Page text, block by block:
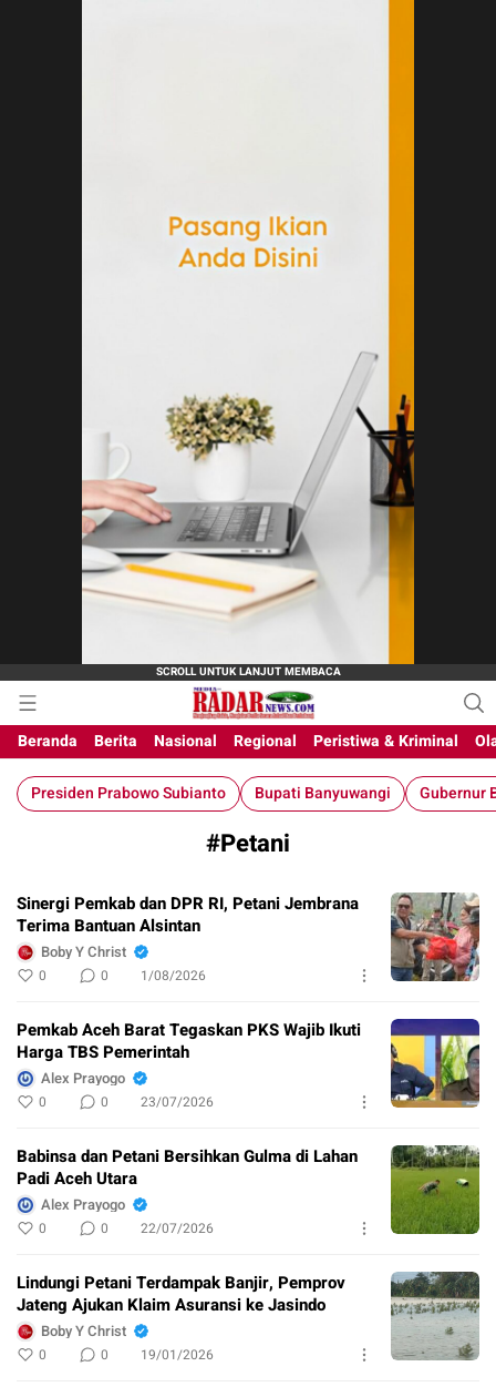
M-Radar News
media online
Beranda
Berita Nasional Regional Peristiwa & Kriminal
Presiden Prabowo Subianto Bupati Banyuwangi Gubernur
#Petani
Sinergi Pemkab dan DPR RI, Petani Jembrana
Terima Bantuan Alsintan
Boby Y Christ
0 0 1/08/2026
Pemkab Aceh Barat Tegaskan PKS Wajib Ikuti
Harga TBS Pemerintah
Alex Prayogo
0 0 23/07/2026
Babinsa dan Petani Bersihkan Gulma di Lahan
Padi Aceh Utara
Alex Prayogo
0 0 22/07/2026
Lindungi Petani Terdampak Banjir, Pemprov
Jateng Ajukan Klaim Asuransi ke Jasindo
Boby Y Christ
0 0 19/01/2026